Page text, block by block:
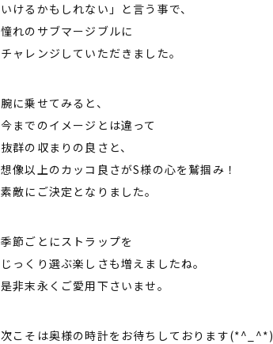
いけるかもしれない」と言う事で、
憧れのサブマージブルに
チャレンジしていただきました。
腕に乗せてみると、
今までのイメージとは違って
抜群の収まりの良さと、
想像以上のカッコ良さがS様の心を鷲掴み！
素敵にご決定となりました。
季節ごとにストラップを
じっくり選ぶ楽しさも増えましたね。
是非末永くご愛用下さいませ。
次こそは奥様の時計をお待ちしております(*^_^*)